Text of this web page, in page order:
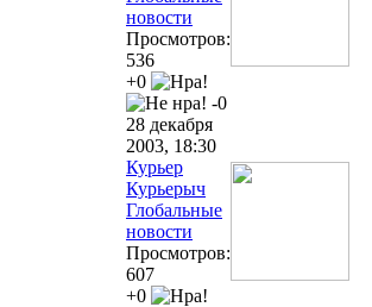
новости
Просмотров:
536
+0
-0
28 декабря
2003, 18:30
Курьер
Курьерыч
Глобальные
новости
Просмотров:
607
+0